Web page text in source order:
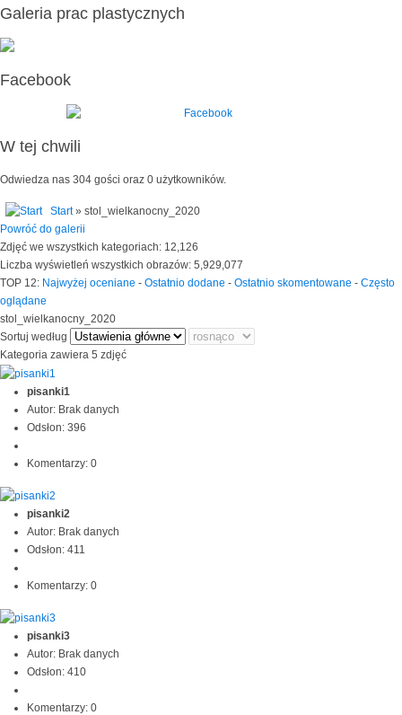
Galeria prac plastycznych
Facebook
W tej chwili
Odwiedza nas 304 gości oraz 0 użytkowników.
Start» stol_wielkanocny_2020
Powróć do galerii
Zdjęć we wszystkich kategoriach: 12,126
Liczba wyświetleń wszystkich obrazów: 5,929,077
TOP 12: Najwyżej oceniane - Ostatnio dodane - Ostatnio skomentowane - Często
oglądane
stol_wielkanocny_2020
Sortuj według
Kategoria zawiera 5 zdjęć
pisanki1
Autor: Brak danych
Odsłon: 396
Komentarzy: 0
pisanki2
Autor: Brak danych
Odsłon: 411
Komentarzy: 0
pisanki3
Autor: Brak danych
Odsłon: 410
Komentarzy: 0